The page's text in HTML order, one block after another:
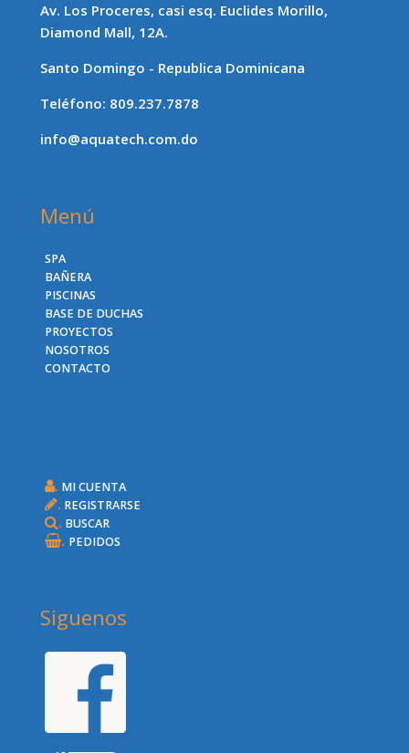
Av. Los Proceres, casi esq. Euclides Morillo,
Diamond Mall, 12A.
Santo Domingo - Republica Dominicana
Teléfono: 809.237.7878
info@aquatech.com.do
Menú
SPA
BAÑERA
PISCINAS
BASE DE DUCHAS
PROYECTOS
NOSOTROS
CONTACTO
. MI CUENTA
. REGISTRARSE
. BUSCAR
. PEDIDOS
Siguenos